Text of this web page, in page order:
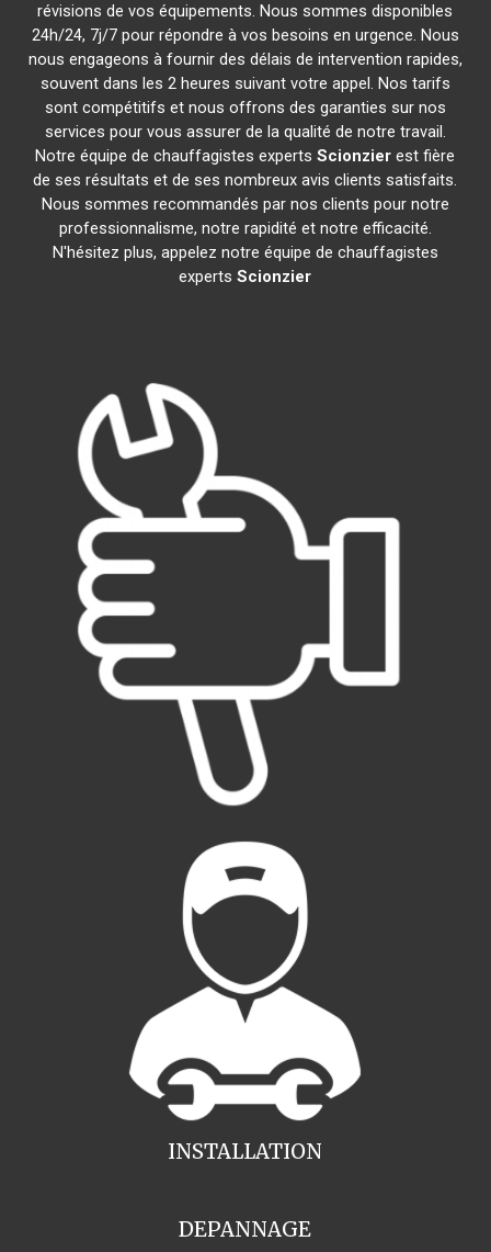
révisions de vos équipements. Nous sommes disponibles
24h/24, 7j/7 pour répondre à vos besoins en urgence. Nous
nous engageons à fournir des délais de intervention rapides,
souvent dans les 2 heures suivant votre appel. Nos tarifs
sont compétitifs et nous offrons des garanties sur nos
services pour vous assurer de la qualité de notre travail.
Notre équipe de chauffagistes expertsScionzier est fière
de ses résultats et de ses nombreux avis clients satisfaits.
Nous sommes recommandés par nos clients pour notre
professionnalisme, notre rapidité et notre efficacité.
N'hésitez plus, appelez notre équipe de chauffagistes
expertsScionzier
INSTALLATION
DEPANNAGE